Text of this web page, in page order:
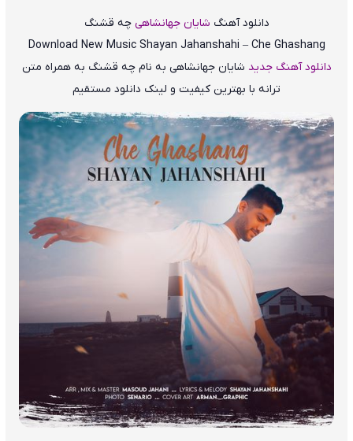
دانلود آهنگ شایان جهانشاهی چه قشنگ
Download New MusicShayan Jahanshahi – Che Ghashang
دانلود آهنگ جدید شایان جهانشاهی به نامچه قشنگ به همراه متن
ترانه با بهترین کیفیت و لینک دانلود مستقیم